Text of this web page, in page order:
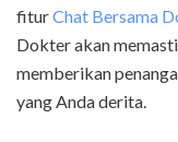
fiturChat Bersama
Dokter akan
memberikan
yang Anda derita.